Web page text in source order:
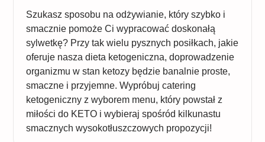
Szukasz sposobu na odżywianie, który szybko i
smacznie pomoże Ci wypracować doskonałą
sylwetkę? Przy tak wielu pysznych posiłkach, jakie
oferuje nasza dieta ketogeniczna, doprowadzenie
organizmu w stan ketozy będzie banalnie proste,
smaczne i przyjemne. Wypróbuj catering
ketogeniczny z wyborem menu, który powstał z
miłości do KETO i wybieraj spośród kilkunastu
smacznych wysokotłuszczowych propozycji!